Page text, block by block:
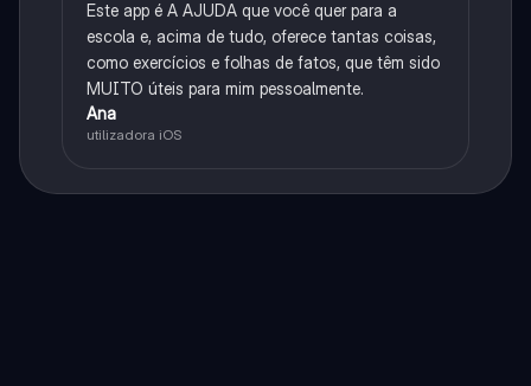
Este app é A AJUDA que você quer para a
escola e, acima de tudo, oferece tantas coisas,
como exercícios e folhas de fatos, que têm sido
MUITO úteis para mim pessoalmente.
Ana
utilizadora iOS